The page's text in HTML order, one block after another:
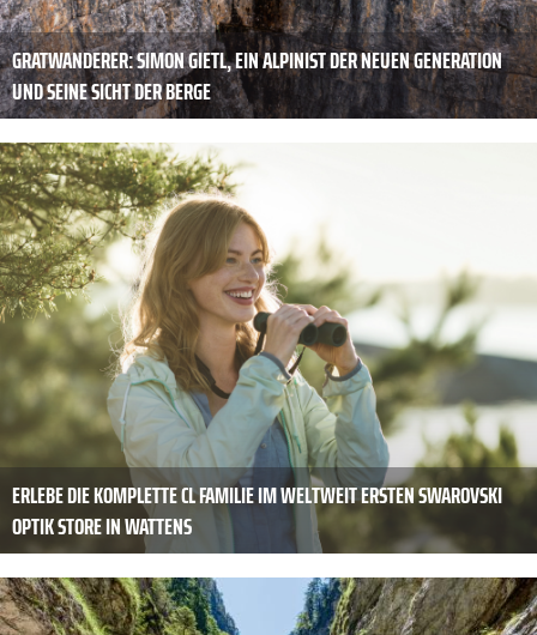
GRATWANDERER: SIMON GIETL, EIN ALPINIST DER NEUEN GENERATION
UND SEINE SICHT DER BERGE
ERLEBE DIE KOMPLETTE CL FAMILIE IM WELTWEIT ERSTEN SWAROVSKI
OPTIK STORE IN WATTENS